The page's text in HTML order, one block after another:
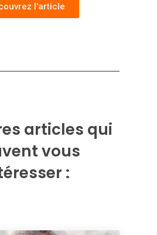
l'article
articles qui
vous
: